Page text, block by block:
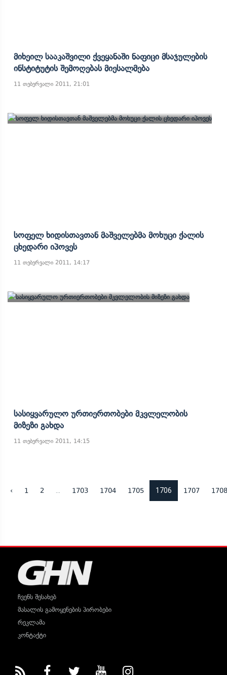
Მიხეილ Სააკაშვილი Ქვეყანაში Ნაფიცი Მსაჯულების
Ინსტიტუტის Შემოღებას Მიესალმება
11 თებერვალი 2011, 21:01
Სოფელ Ხიდისთავთან Მაშველებმა Მოხუცი Ქალის
Ცხედარი Იპოვეს
11 თებერვალი 2011, 14:17
Სასიყვარულო Ურთიერთობები Მკვლელობის
Მიზეზი Გახდა
11 თებერვალი 2011, 14:15
‹ 1 2 1703 1704 1705 1706 1707 1708
ჩვენს შესახებ
მასალის გამოყენების პირობები
რეკლამა
კონტაქტი